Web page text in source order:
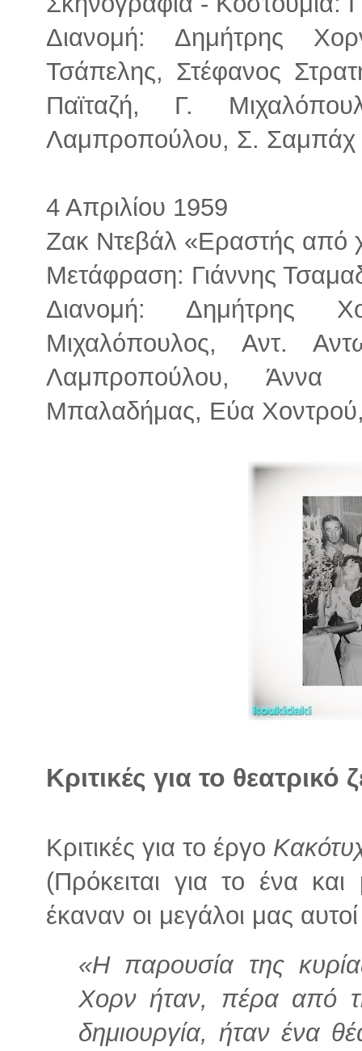
Διανομή: Δημήτρης
Τσάπελης, Στέφανος
Παϊταζή, Γ.
Λαμπροπούλου, Σ. Σαμπάχ
4 Απριλίου 1959
Ζακ Ντεβάλ «Εραστής από
Μετάφραση: Γιάννης
Διανομή: Δημήτρης
Μιχαλόπουλος, Αντ.
Λαμπροπούλου,
Μπαλαδήμας, Εύα
Κριτικές για το θεατρικό
Κριτικές για το έργο
(Πρόκειται για το ένα
έκαναν οι μεγάλοι μας
«Η παρουσία της
Χορν ήταν, πέρα από
δημιουργία, ήταν ένα